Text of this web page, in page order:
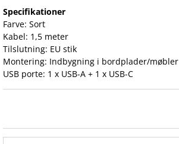
Specifikationer
Farve: Sort
Kabel: 1,5 meter
Tilslutning: EU stik
Montering: Indbygning i bordplader/møbler
USB porte: 1 x USB-A + 1 x USB-C